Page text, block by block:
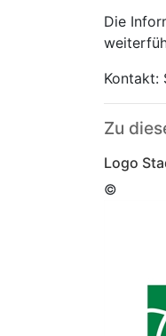
Die
Kontakt:
Zu
Logo
©